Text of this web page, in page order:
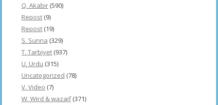
Q. Akabir (590)
Repost (9)
Repost (19)
S. Sunna (329)
T. Tarbiyet (937)
U. Urdu (315)
Uncategorized (78)
V. Video (7)
W. Wird & wazaif(371)